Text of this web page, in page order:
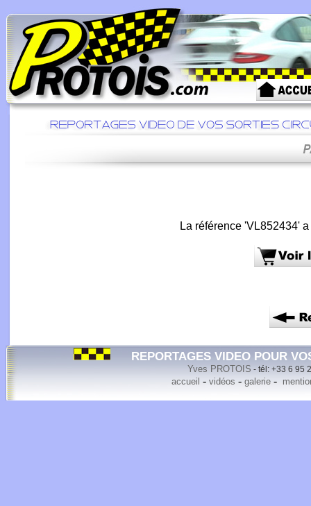
La référence 'VL852434'
REPORTAGES VIDEO POUR
Yves PROTOIS - tél: +33 6 95
accueil - vidéos - galerie-